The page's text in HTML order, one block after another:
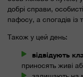
добрі справи,
пафосу, а спогадів із
Також у цей день:
відвідують
приносять живі